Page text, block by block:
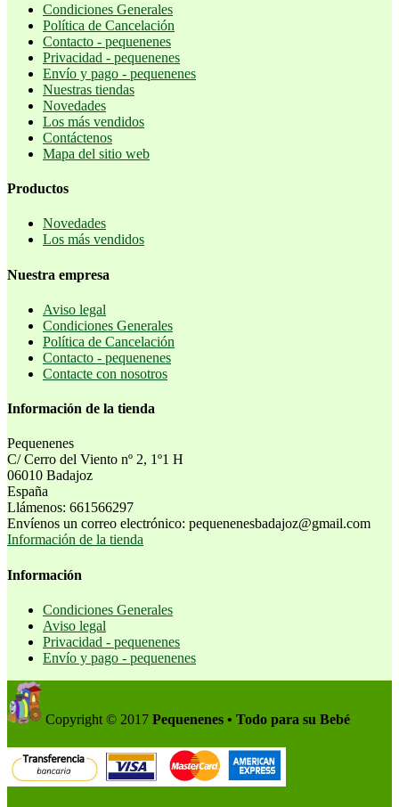
Condiciones Generales
Política de Cancelación
Contacto - pequenenes
Privacidad - pequenenes
Envío y pago - pequenenes
Nuestras tiendas
Novedades
Los más vendidos
Contáctenos
Mapa del sitio web
Productos
Novedades
Los más vendidos
Nuestra empresa
Aviso legal
Condiciones Generales
Política de Cancelación
Contacto - pequenenes
Contacte con nosotros
Información de la tienda
Pequenenes
C/ Cerro del Viento nº 2, 1º1 H
06010 Badajoz
España
Llámenos: 661566297
Envíenos un correo electrónico: pequenenesbadajoz@gmail.com
Información de la tienda
Información
Condiciones Generales
Aviso legal
Privacidad - pequenenes
Envío y pago - pequenenes
Copyright © 2017 Pequenenes • Todo para su Bebé